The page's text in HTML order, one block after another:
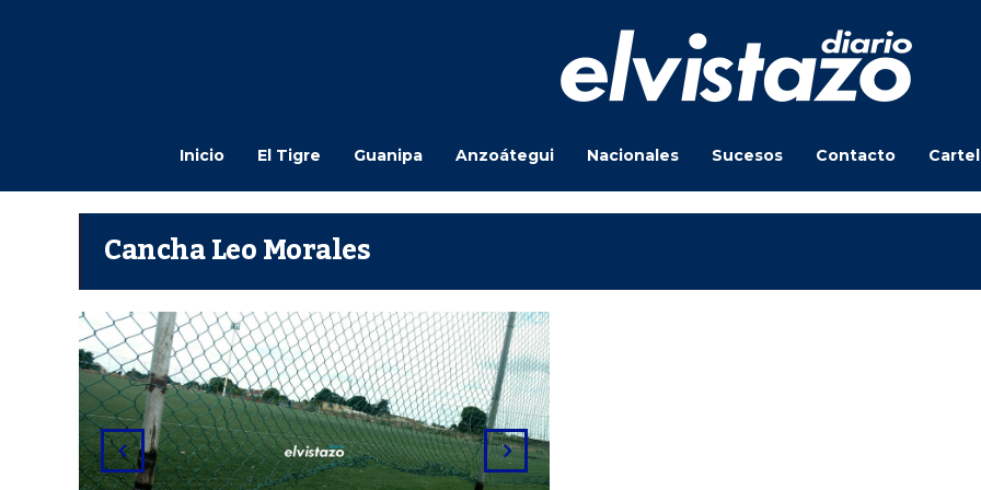
Inicio El Tigre Guanipa Anzoátegui Nacionales Sucesos Contacto
Cancha Leo Morales